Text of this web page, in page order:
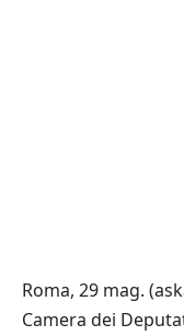
Roma, 29 mag.
Camera dei